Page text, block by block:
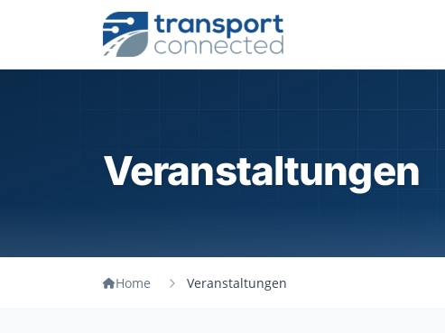
Veranstaltungen
Home Veranstaltungen